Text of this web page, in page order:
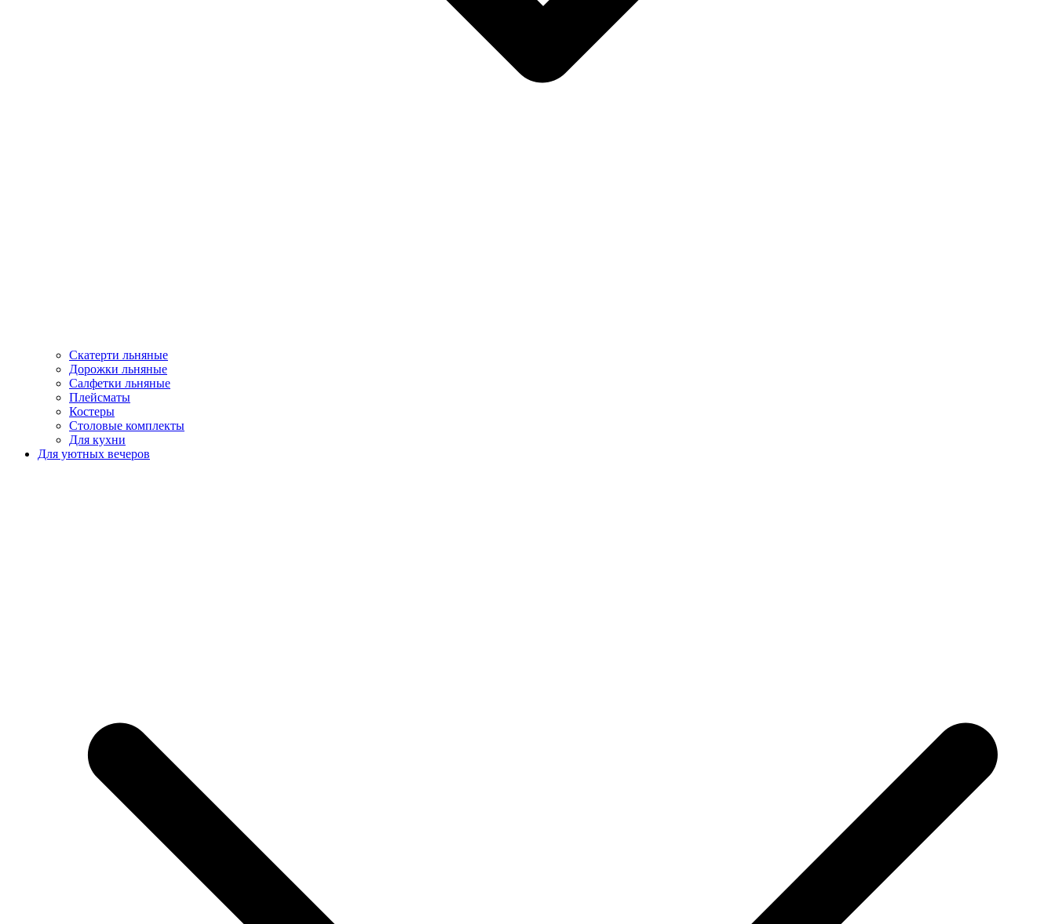
Скатерти льняные
Дорожки льняные
Салфетки льняные
Плейсматы
Костеры
Столовые комплекты
Для кухни
Для уютных вечеров